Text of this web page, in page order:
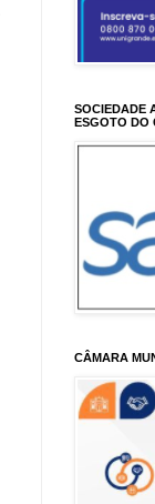
SOCIEDADE
ESGOTO DO
CÂMARA